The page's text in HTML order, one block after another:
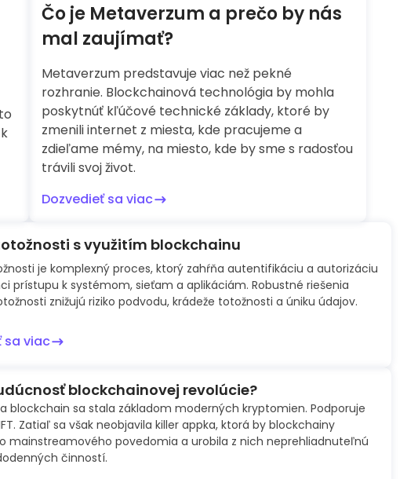
Čo je Metaverzum a prečo by nás
mal zaujímať?
Metaverzum predstavuje viac než pekné
rozhranie. Blockchainová technológia by mohla
poskytnúť kľúčové technické základy, ktoré by
zmenili internet z miesta, kde pracujeme a
zdieľame mémy, na miesto, kde by sme s radosťou
trávili svoj život.
Dozvedieť sa viac
s využitím blockchainu
je komplexný proces, ktorý zahŕňa autentifikáciu a autorizáciu
prístupu k systémom, sieťam a aplikáciám. Robustné riešenia
znižujú riziko podvodu, krádeže totožnosti a úniku údajov.
sa viac
blockchainovej revolúcie?
blockchain sa stala základom moderných kryptomien. Podporuje
Zatiaľ sa však neobjavila killer appka, ktorá by blockchainy
mainstreamového povedomia a urobila z nich neprehliadnuteľnú
činností.